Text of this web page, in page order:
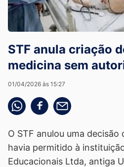
STF anula criação
medicina sem
01/04/2026 às 15:27
Compartilhe pelo whatsapp
Compartilhar no facebook
Compartilhe pelo email
O STF anulou uma decisão
havia permitido à
Educacionais Ltda, antiga